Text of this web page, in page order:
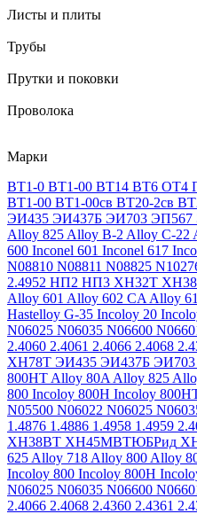
Листы и плиты
Трубы
Прутки и поковки
Проволока
Марки
ВТ1-0 ВТ1-00 ВТ14 ВТ6 ОТ4
ВТ1-00 ВТ1-00св ВТ20-2св
ЭИ435 ЭИ437Б ЭИ703 ЭП567
Alloy 825 Alloy B-2 Alloy C-22
600 Inconel 601 Inconel 617
N08810 N08811 N08825
2.4952 НП2 НП3 ХН32Т
Alloy 601 Alloy 602 CA Alloy
Hastelloy G-35 Incoloy 20
N06025 N06035 N06600
2.4060 2.4061 2.4066 2.4068
ХН78Т ЭИ435 ЭИ437Б ЭИ703
800HT Alloy 80A Alloy 825
800 Incoloy 800H Incoloy
N05500 N06022 N06025
1.4876 1.4886 1.4958 1.4959
ХН38ВТ ХН45МВТЮБРид
625 Alloy 718 Alloy 800 Alloy
Incoloy 800 Incoloy 800H
N06025 N06035 N06600
2.4066 2.4068 2.4360 2.4361